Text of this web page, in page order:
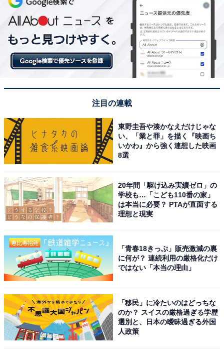
注目の連載
東野圭吾や湊かなえだけじゃな
い、「業と罪」を描く『映画ち
いかわ』から強く連想した映画
8選
20年間「駆け込み実績ゼロ」の
学校も…「こども110番の家」
は本当に必要？ PTAが直面する
理想と現実
「青春18きっぷ」販売激減の裏
に何が？ 連続利用の厳格化だけ
ではない「本当の理由」
「移民」に冷たいのはどっちな
のか？ スイスの厳格過ぎる学歴
選別と、日本の曖昧過ぎる外国
人政策